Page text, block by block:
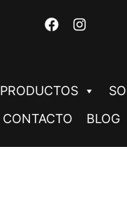
PRODUCTOS
CONTACTO BLOG